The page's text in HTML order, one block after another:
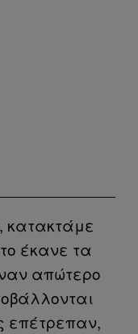
κατακτάμε
έκανε τα
απώτερο
επέτρεπαν,